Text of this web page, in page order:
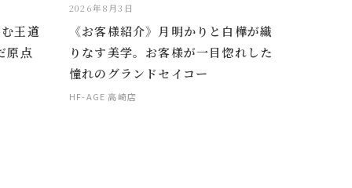
王道
原点
2026年8月3日
《お客様紹介》月明かりと白樺が織
りなす美学。お客様が一目惚れした
憧れのグランドセイコー
HF-AGE 高崎店